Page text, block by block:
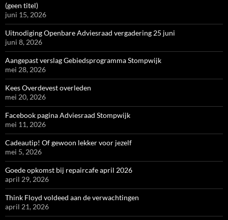
(geen titel)
juni 15, 2026
Uitnodiging Openbare Adviesraad vergadering 25 juni
juni 8, 2026
Aangepast verslag Gebiedsprogramma Stompwijk
mei 28, 2026
Kees Overdevest overleden
mei 20, 2026
Facebook pagina Adviesraad Stompwijk
mei 11, 2026
Cadeautip! Of gewoon lekker voor jezelf
mei 5, 2026
Goede opkomst bij repaircafe april 2026
april 29, 2026
Think Floyd voldeed aan de verwachtingen
april 21, 2026